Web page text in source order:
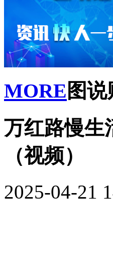
MORE 图
万红路慢生
（视频）
2025-04-21